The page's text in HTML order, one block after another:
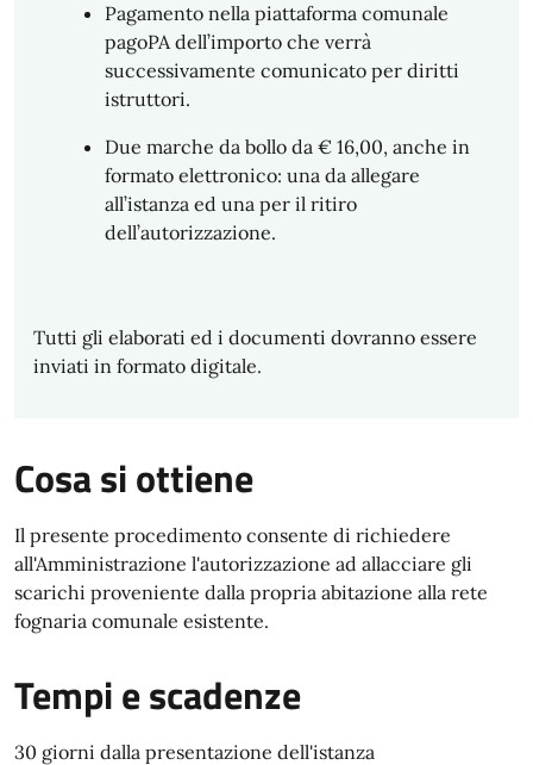
Pagamento nella piattaforma comunale
pagoPA dell’importo che verrà
successivamente comunicato per diritti
istruttori.
Due marche da bollo da € 16,00, anche in
formato elettronico: una da allegare
all’istanza ed una per il ritiro
dell’autorizzazione.
Tutti gli elaborati ed i documenti dovranno essere
inviati in formato digitale.
Cosa si ottiene
Il presente procedimento consente di richiedere
all'Amministrazione l'autorizzazione ad allacciare gli
scarichi proveniente dalla propria abitazione alla rete
fognaria comunale esistente.
Tempi e scadenze
30 giorni dalla presentazione dell'istanza